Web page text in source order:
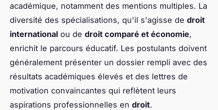
académique, notamment des mentions multiples. La
diversité des spécialisations, qu'il s'agisse de droit
international ou de droit comparé et économie,
enrichit le parcours éducatif. Les postulants doivent
généralement présenter un dossier rempli avec des
résultats académiques élevés et des lettres de
motivation convaincantes qui reflètent leurs
aspirations professionnelles en droit.